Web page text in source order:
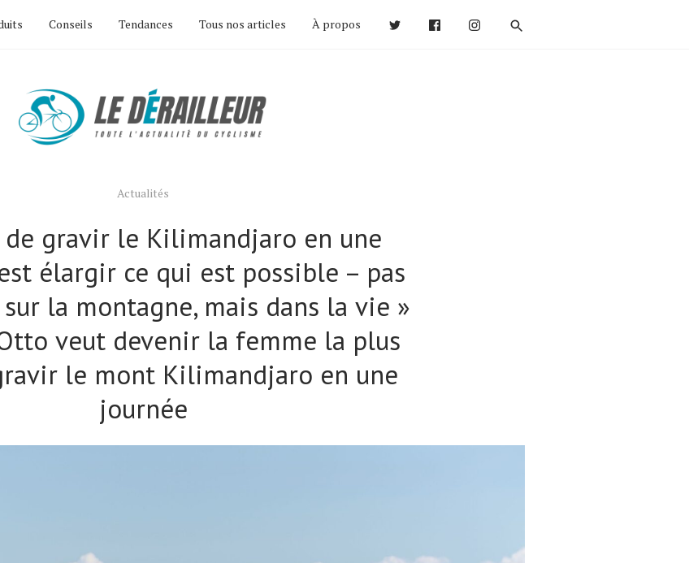
Conseils Tendances Tous nos articles À propos
Actualités
de gravir le Kilimandjaro en une
élargir ce qui est possible – pas
la montagne, mais dans la vie »
veut devenir la femme la plus
le mont Kilimandjaro en une
journée